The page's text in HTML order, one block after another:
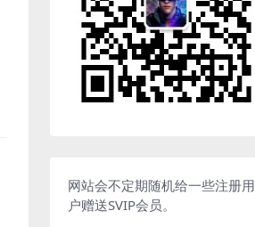
网站会不定期随机给一些注册用
户赠送SVIP会员。